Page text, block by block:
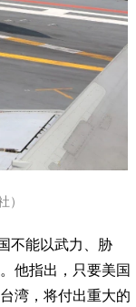
）
不能以武力、胁
他指出，只要美国
湾，将付出重大的